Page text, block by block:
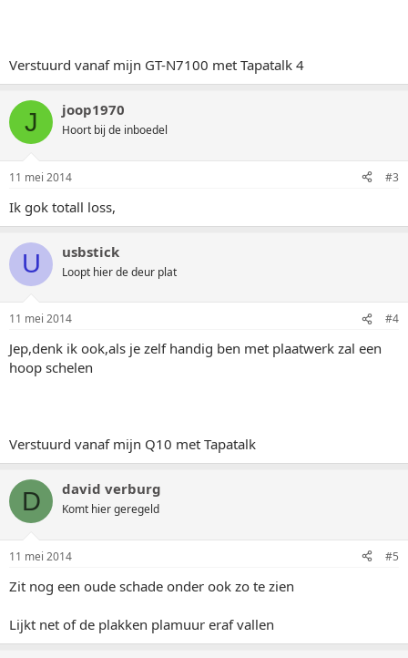
Verstuurd vanaf mijn GT-N7100 met Tapatalk 4
J joop1970
Hoort bij de inboedel
11 mei 2014 #3
Ik gok totall loss,
U usbstick
Loopt hier de deur plat
11 mei 2014 #4
Jep,denk ik ook,als je zelf handig ben met plaatwerk zal een
hoop schelen
Verstuurd vanaf mijn Q10 met Tapatalk
D david verburg
Komt hier geregeld
11 mei 2014 #5
Zit nog een oude schade onder ook zo te zien
Lijkt net of de plakken plamuur eraf vallen